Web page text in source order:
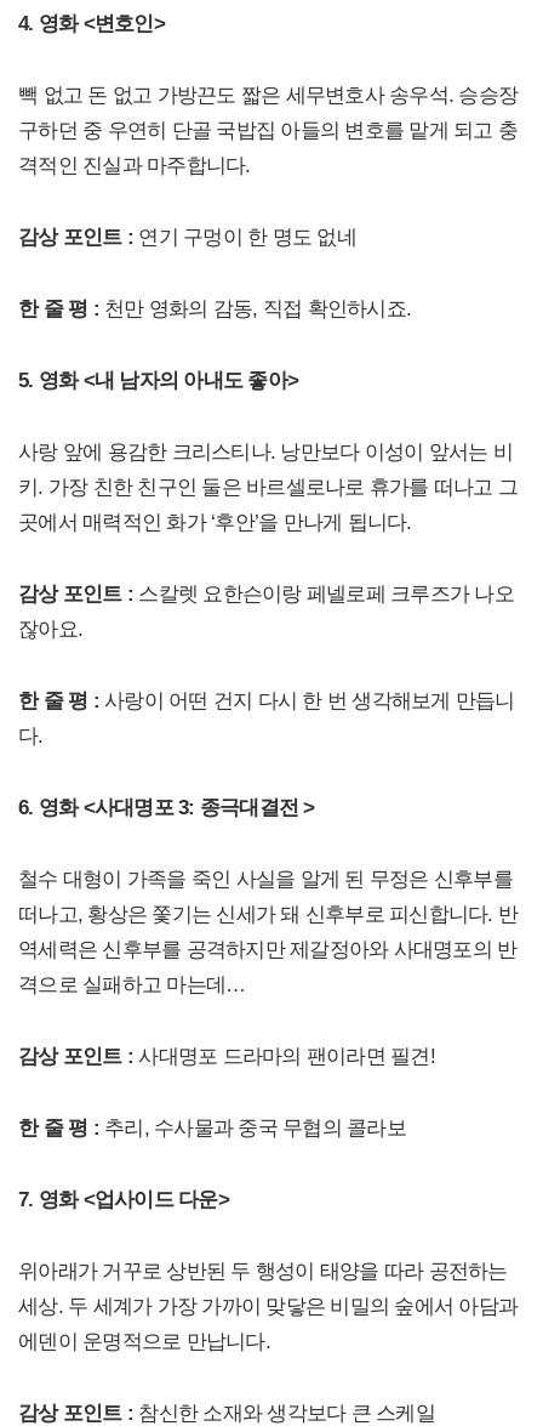
4. 영화 <변호인>
빽 없고 돈 없고 가방끈도 짧은 세무변호사 송우석. 승승장
구하던 중 우연히 단골 국밥집 아들의 변호를 맡게 되고 충
격적인 진실과 마주합니다.
감상 포인트 : 연기 구멍이 한 명도 없네
한 줄 평 : 천만 영화의 감동, 직접 확인하시죠.
5. 영화 <내 남자의 아내도 좋아>
사랑 앞에 용감한 크리스티나. 낭만보다 이성이 앞서는 비
키. 가장 친한 친구인 둘은 바르셀로나로 휴가를 떠나고 그
곳에서 매력적인 화가 ‘후안’을 만나게 됩니다.
감상 포인트 : 스칼렛 요한슨이랑 페넬로페 크루즈가 나오
잖아요.
한 줄 평 : 사랑이 어떤 건지 다시 한 번 생각해보게 만듭니
다.
6. 영화 <사대명포 3: 종극대결전 >
철수 대형이 가족을 죽인 사실을 알게 된 무정은 신후부를
떠나고, 황상은 쫓기는 신세가 돼 신후부로 피신합니다. 반
역세력은 신후부를 공격하지만 제갈정아와 사대명포의 반
격으로 실패하고 마는데…
감상 포인트 :사대명포 드라마의 팬이라면 필견!
한 줄 평 : 추리, 수사물과 중국 무협의 콜라보
7. 영화 <업사이드 다운>
위아래가 거꾸로 상반된 두 행성이 태양을 따라 공전하는
세상. 두 세계가 가장 가까이 맞닿은 비밀의 숲에서 아담과
에덴이 운명적으로 만납니다.
감상 포인트 : 참신한 소재와 생각보다 큰 스케일